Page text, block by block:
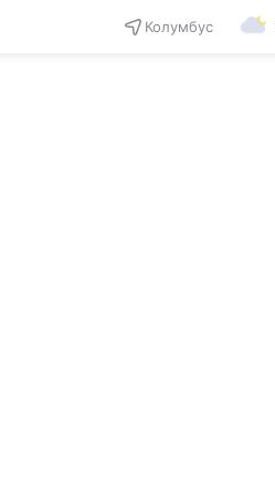
Колумбус